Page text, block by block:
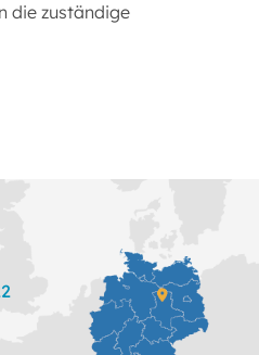
die zuständige